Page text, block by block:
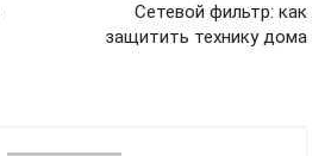
Сетевой фильтр: как
защитить технику дома